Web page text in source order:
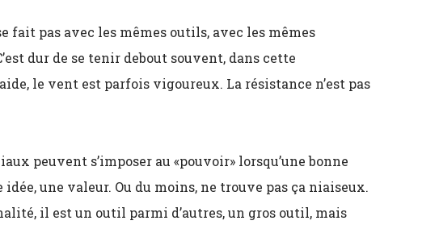
fait pas avec les mêmes outils, avec les mêmes
dur de se tenir debout souvent, dans cette
le vent est parfois vigoureux. La résistance n’est pas
peuvent s’imposer au «pouvoir» lorsqu’une bonne
une valeur. Ou du moins, ne trouve pas ça niaiseux.
il est un outil parmi d’autres, un gros outil, mais